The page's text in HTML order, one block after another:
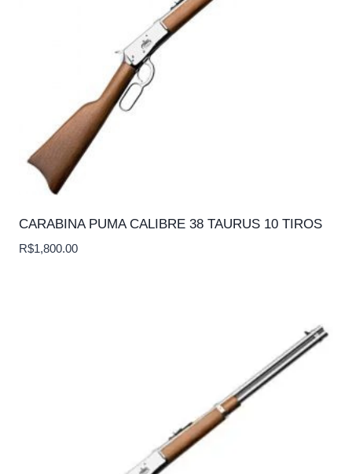
CARABINA PUMA CALIBRE 38 TAURUS 10 TIROS
R$1,800.00